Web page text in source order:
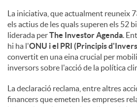
La iniciativa, que actualment reuneix
els actius de les quals superen els 52
liderada perThe Investor Agenda.
hi ha l'ONU i el PRI (Principis
convertit en una eina crucial per
inversors sobre l'acció de la política
La declaració reclama, entre altres
financers que emeten les empreses